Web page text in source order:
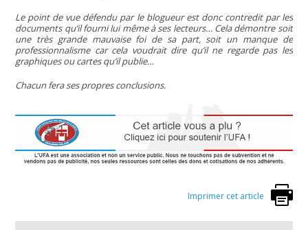
Le point de vue défendu par le blogueur est donc contredit par les
documents qu’il fourni lui même à ses lecteurs… Cela démontre soit
une très grande mauvaise foi de sa part, soit un manque de
professionnalisme car cela voudrait dire qu’il ne regarde pas les
graphiques ou cartes qu’il publie…
Chacun fera ses propres conclusions.
Imprimer cet article